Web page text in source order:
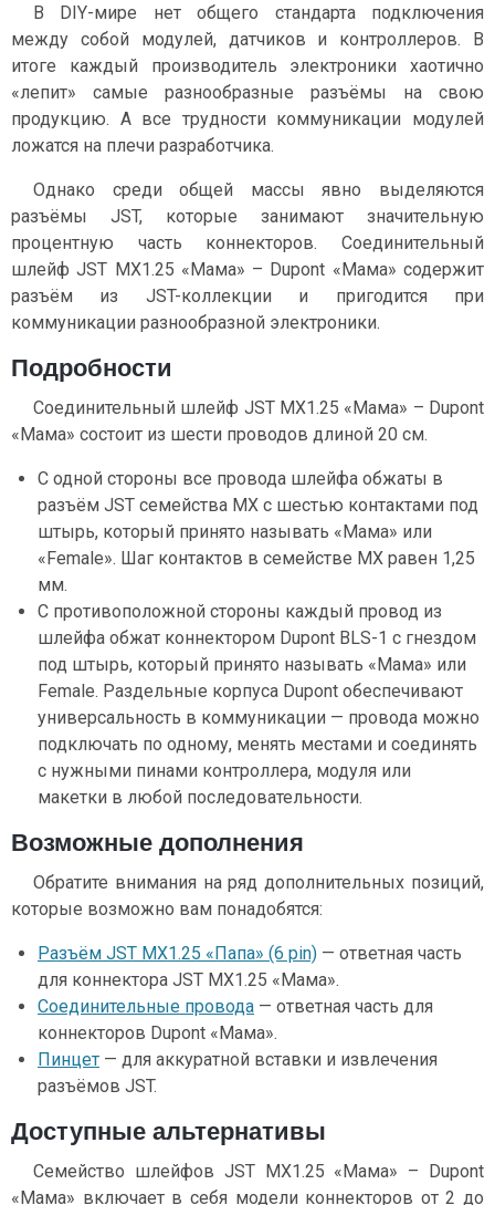
В DIY-мире нет общего стандарта подключения
между собой модулей, датчиков и контроллеров. В
итоге каждый производитель электроники хаотично
«лепит» самые разнообразные разъёмы на свою
продукцию. А все трудности коммуникации модулей
ложатся на плечи разработчика.
Однако среди общей массы явно выделяются
разъёмы JST, которые занимают значительную
процентную часть коннекторов. Соединительный
шлейф JST MX1.25 «Мама» – Dupont «Мама» содержит
разъём из JST-коллекции и пригодится при
коммуникации разнообразной электроники.
Подробности
Соединительный шлейф JST MX1.25 «Мама» – Dupont
«Мама» состоит из шести проводов длиной 20 см.
С одной стороны все провода шлейфа обжаты в
разъём JST семейства MX c шестью контактами под
штырь, который принято называть «Мама» или
«Female». Шаг контактов в семействе MX равен 1,25
мм.
С противоположной стороны каждый провод из
шлейфа обжат коннектором Dupont BLS-1 с гнездом
под штырь, который принято называть «Мама» или
Female. Раздельные корпуса Dupont обеспечивают
универсальность в коммуникации — провода можно
подключать по одному, менять местами и соединять
с нужными пинами контроллера, модуля или
макетки в любой последовательности.
Возможные дополнения
Обратите внимания на ряд дополнительных позиций,
которые возможно вам понадобятся:
Разъём JST MX1.25 «Папа» (6 pin) — ответная часть
для коннектора JST MX1.25 «Мама».
Соединительные провода — ответная часть для
коннекторов Dupont «Мама».
Пинцет — для аккуратной вставки и извлечения
разъёмов JST.
Доступные альтернативы
Семейство шлейфов JST MX1.25 «Мама» – Dupont
«Мама» включает в себя модели коннекторов от 2 до